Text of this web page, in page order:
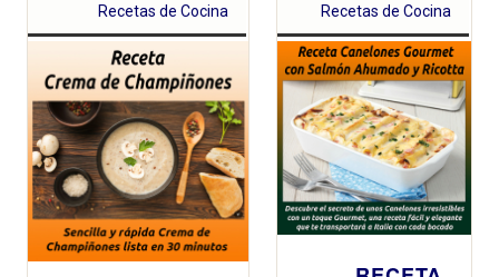
Recetas de Cocina Recetas de Cocina